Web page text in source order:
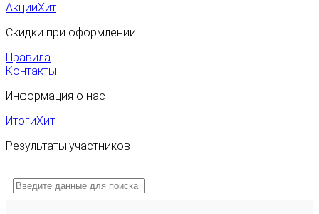
АкцииХит
Скидки при оформлении
Правила
Контакты
Информация о нас
ИтогиХит
Результаты участников